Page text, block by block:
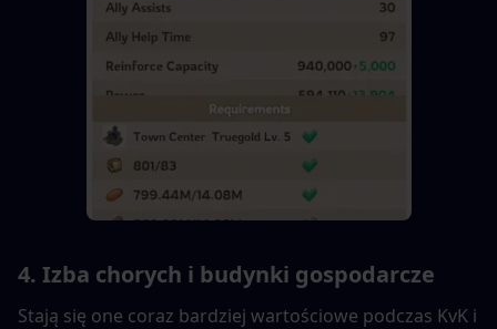
4. Izba chorych i budynki gospodarcze
Stają się one coraz bardziej wartościowe podczas KvK i